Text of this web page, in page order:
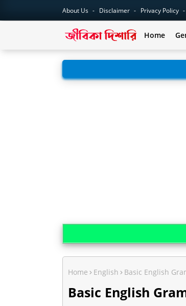
About Us Disclaimer Privacy Policy
Home
Home English Basic English
Basic English